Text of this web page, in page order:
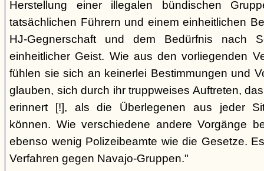
Herstellung einer illegalen bündischen
tatsächlichen Führern und einem einheitlichen
HJ-Gegnerschaft und dem Bedürfnis nach
einheitlicher Geist. Wie aus den vorliegenden
fühlen sie sich an keinerlei Bestimmungen und
glauben, sich durch ihr truppweises Auftreten,
erinnert [!], als die Überlegenen aus jeder
können. Wie verschiedene andere Vorgänge
ebenso wenig Polizeibeamte wie die Gesetze.
Verfahren gegen Navajo-Gruppen."